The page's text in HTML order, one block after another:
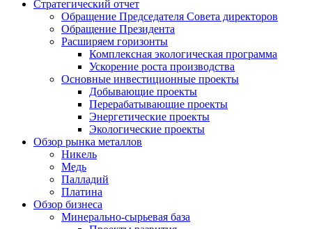
Стратегический отчет
Обращение Председателя Совета директоров
Обращение Президента
Расширяем горизонты
Комплексная экологическая программа
Ускорение роста производства
Основные инвестиционные проекты
Добывающие проекты
Перерабатывающие проекты
Энергетические проекты
Экологические проекты
Обзор рынка металлов
Никель
Медь
Палладий
Платина
Обзор бизнеса
Минерально-сырьевая база